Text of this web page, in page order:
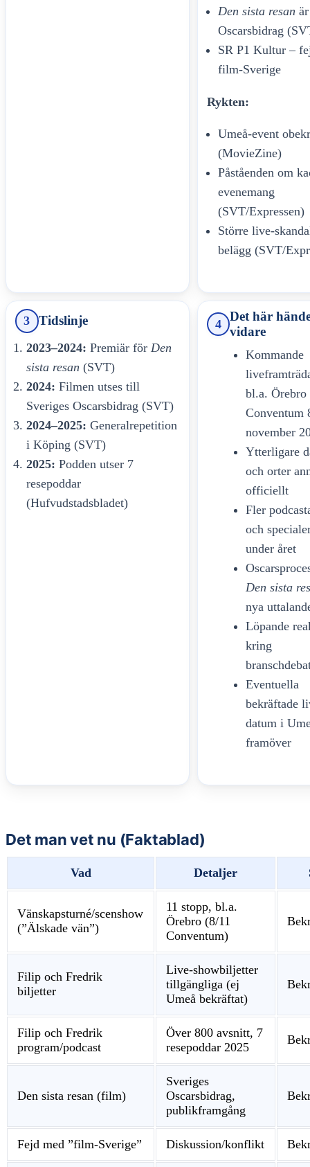
Den sista resan är
Oscarsbidrag
SR P1 Kultur –
film-Sverige
Rykten:
Umeå-event
(MovieZine)
Påståenden om
evenemang
(SVT/Expressen)
Större live-
belägg (SVT/
3 Tidslinje
2023–2024: Premiär för Den
sista resan (SVT)
2024: Filmen utses till
Sveriges Oscarsbidrag (SVT)
2024–2025: Generalrepetition
i Köping (SVT)
2025: Podden utser 7
resepoddar
(Hufvudstadsbladet)
4
Det här
vidare
Kommande
bl.a. Örebro
Conventum
november
Ytterligare
och orter
officiellt
Fler
och
under året
Den sista
nya
Löpande
kring
Eventuella
bekräftade
datum i
framöver
Det man vet nu (Faktablad)
Vad Detaljer
Vänskapsturné/scenshow
(”Älskade vän”)
11 stopp, bl.a.
Örebro (8/11
Conventum)
Filip och Fredrik
biljetter
Live-showbiljetter
tillgängliga (ej
Umeå bekräftat)
Filip och Fredrik
program/podcast
Över 800 avsnitt, 7
resepoddar 2025
Den sista resan (film)
Sveriges
Oscarsbidrag,
publikframgång
Fejd med ”film-Sverige” Diskussion/konflikt